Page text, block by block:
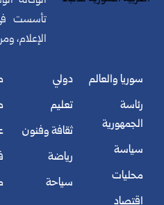
الإعلام،
سوريا والعالم
رئاسة
الجمهورية
سياسة
محليات
اقتصاد
دولي
تعليم
ثقافة وفنون
رياضة
سياحة